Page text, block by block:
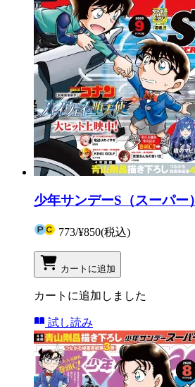
少年サンデーS（スーパー
773/¥850(税込)
カートに追加
カートに追加しました
試し読み